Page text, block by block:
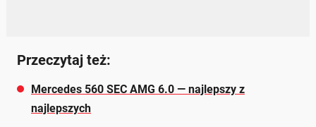
Przeczytaj też:
Mercedes 560 SEC AMG 6.0 — najlepszy z
najlepszych